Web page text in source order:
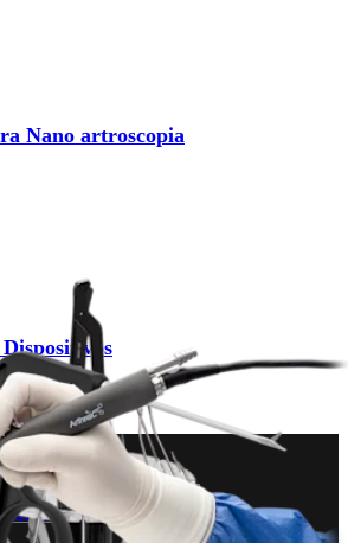
Nano artroscopia
ajudar?
oportunidades educacionais
que há de novo na Arthrex?